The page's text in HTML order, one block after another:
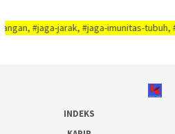
#jaga-jarak, #jaga-imunitas-tubuh,
INDEKS